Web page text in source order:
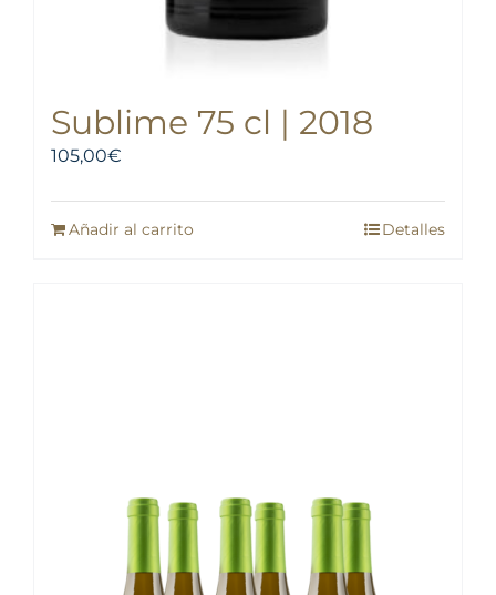
Sublime 75 cl | 2018
105,00€
Añadir al carrito Detalles